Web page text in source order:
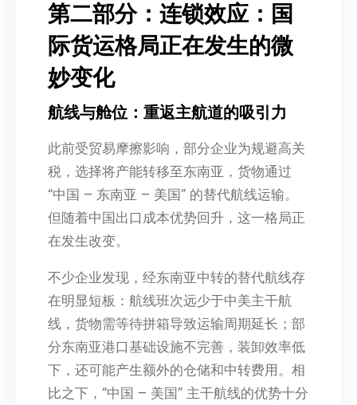
第二部分：连锁效应：国
际货运格局正在发生的微
妙变化
航线与舱位：重返主航道的吸引力
此前受贸易摩擦影响，部分企业为规避高关
税，选择将产能转移至东南亚，货物通过
“中国 – 东南亚 – 美国” 的替代航线运输。
但随着中国出口成本优势回升，这一格局正
在发生改变。
不少企业发现，经东南亚中转的替代航线存
在明显短板：航线班次远少于中美主干航
线，货物需等待拼箱导致运输周期延长；部
分东南亚港口基础设施不完善，装卸效率低
下，还可能产生额外的仓储和中转费用。相
比之下，“中国 – 美国” 主干航线的优势十分